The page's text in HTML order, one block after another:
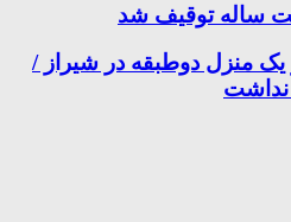
ساله توقیف شد
منزل دوطبقه در شیراز /
نداشت